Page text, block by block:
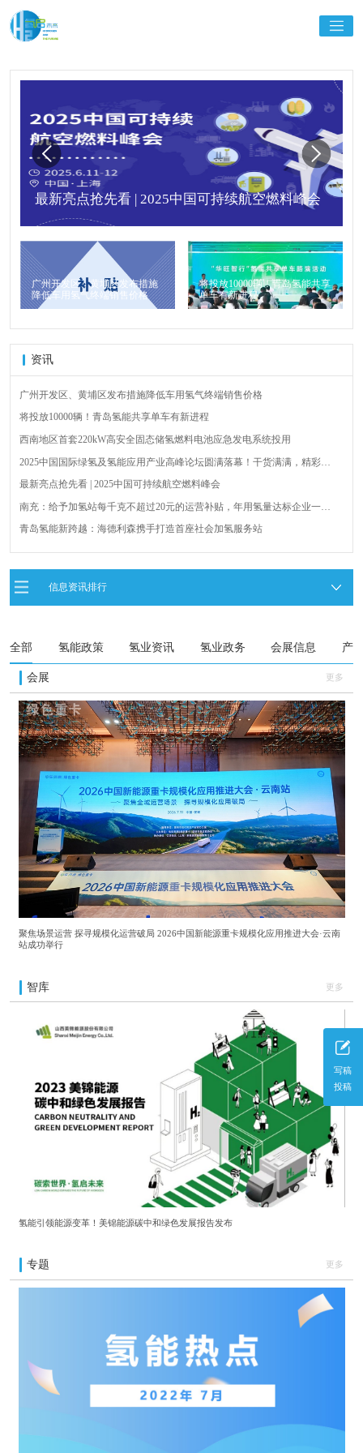
最新亮点抢先看 | 2025中国可持续航空燃料峰会
广州开发区、黄埔区发布措施
降低车用氢气终端销售价格
将投放10000辆！青岛氢能共享
单车有新进程
资讯
广州开发区、黄埔区发布措施降低车用氢气终端销售价格
将投放10000辆！青岛氢能共享单车有新进程
西南地区首套220kW高安全固态储氢燃料电池应急发电系统投用
2025中国国际绿氢及氢能应用产业高峰论坛圆满落幕！干货满满，精彩瞬
最新亮点抢先看 | 2025中国可持续航空燃料峰会
南充：给予加氢站每千克不超过20元的运营补贴，年用氢量达标企业一次
青岛氢能新跨越：海德利森携手打造首座社会加氢服务站
全球首台套！240吨氢能矿用刚性自卸车联合开发协议签署暨项目阶段开发
荷兰氢能产业联盟到访天德工业装备，与市区相关领导就威海文登区氢能
写稿
投稿
信息资讯排行
全部 氢能政策 氢业资讯 氢业政务 会展信息 产
会展 更多
聚焦场景运营 探寻规模化运营破局 2026中国新能源重卡规模化应用推进大会·云南
站成功举行
智库 更多
氢能引领能源变革！美锦能源碳中和绿色发展报告发布
专题 更多